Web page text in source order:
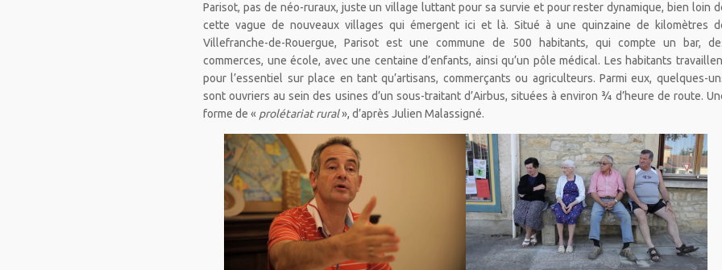
Parisot, pas de néo-ruraux, juste un village luttant pour sa survie et pour rester dynamique, bien loin
cette vague de nouveaux villages qui émergent ici et là. Situé à une quinzaine de kilomètres
Villefranche-de-Rouergue, Parisot est une commune de 500 habitants, qui compte un bar,
commerces, une école, avec une centaine d’enfants, ainsi qu’un pôle médical. Les habitants
pour l’essentiel sur place en tant qu’artisans, commerçants ou agriculteurs. Parmi eux, quelques-
sont ouvriers au sein des usines d’un sous-traitant d’Airbus, situées à environ ¾ d’heure de route.
forme de « prolétariat rural», d’après Julien Malassigné.